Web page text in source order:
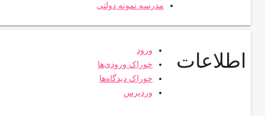
مدرسه نمونه دولتی
اطلاعات
ورود
خوراک ورودی‌ها
خوراک دیدگاه‌ها
وردپرس